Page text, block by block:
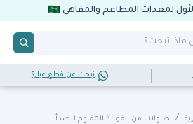
لمعدات المطاعم والمقاهي
تبحث عن قطع غيار؟
طاولات من الفولاذ المقاوم للصدأ